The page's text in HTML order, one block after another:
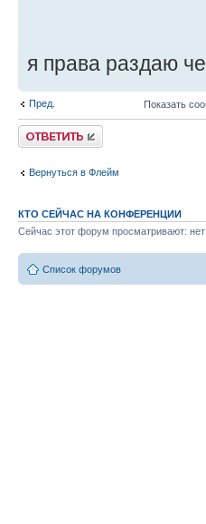
я права раздаю
Пред. Показать
Ответить
Вернуться в Флейм
КТО СЕЙЧАС НА КОНФЕРЕНЦИИ
Сейчас этот форум просматривают: нет
Список форумов